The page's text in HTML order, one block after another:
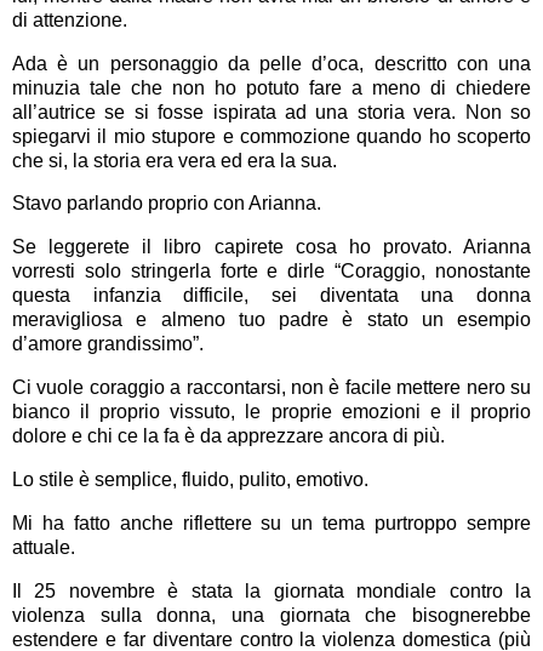
di attenzione.
Ada è un personaggio da pelle d’oca, descritto con una
minuzia tale che non ho potuto fare a meno di chiedere
all’autrice se si fosse ispirata ad una storia vera. Non so
spiegarvi il mio stupore e commozione quando ho scoperto
che si, la storia era vera ed era la sua.
Stavo parlando proprio con Arianna.
Se leggerete il libro capirete cosa ho provato. Arianna
vorresti solo stringerla forte e dirle “Coraggio, nonostante
questa infanzia difficile, sei diventata una donna
meravigliosa e almeno tuo padre è stato un esempio
d’amore grandissimo”.
Ci vuole coraggio a raccontarsi, non è facile mettere nero su
bianco il proprio vissuto, le proprie emozioni e il proprio
dolore e chi ce la fa è da apprezzare ancora di più.
Lo stile è semplice, fluido, pulito, emotivo.
Mi ha fatto anche riflettere su un tema purtroppo sempre
attuale.
Il 25 novembre è stata la giornata mondiale contro la
violenza sulla donna, una giornata che bisognerebbe
estendere e far diventare contro la violenza domestica (più